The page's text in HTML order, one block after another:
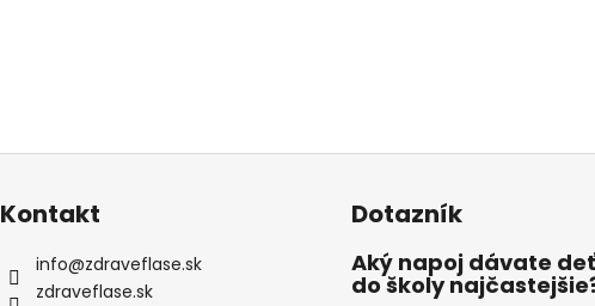
Kontakt
info@zdraveflase.sk
zdraveflase.sk
Dotazník
Aký napoj dávate
do školy